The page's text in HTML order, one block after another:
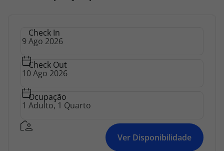
topatlantico@topatlantico.com
Check In
Check Out
Ocupação
Ver Disponibilidade